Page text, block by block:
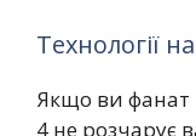
Технології
Якщо ви фанат
4 не розчарує